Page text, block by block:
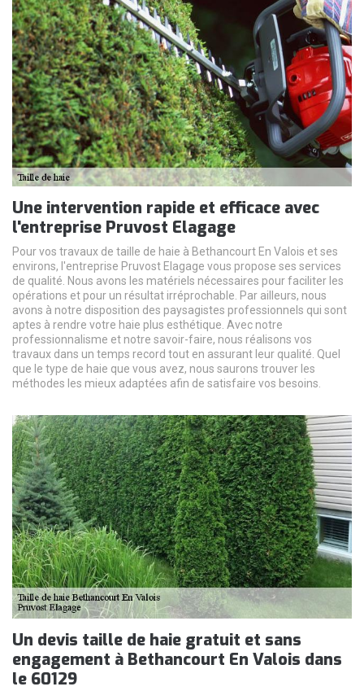
Une intervention rapide et efficace avec
l'entreprise Pruvost Elagage
Pour vos travaux de taille de haie à Bethancourt En Valois et ses
environs, l'entreprise Pruvost Elagage vous propose ses services
de qualité. Nous avons les matériels nécessaires pour faciliter les
opérations et pour un résultat irréprochable. Par ailleurs, nous
avons à notre disposition des paysagistes professionnels qui sont
aptes à rendre votre haie plus esthétique. Avec notre
professionnalisme et notre savoir-faire, nous réalisons vos
travaux dans un temps record tout en assurant leur qualité. Quel
que le type de haie que vous avez, nous saurons trouver les
méthodes les mieux adaptées afin de satisfaire vos besoins.
Un devis taille de haie gratuit et sans
engagement à Bethancourt En Valois dans
le 60129